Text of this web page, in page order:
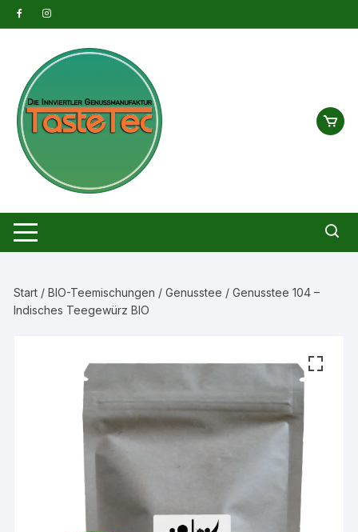
Zum
Inhalt
Start /BIO-Teemischungen /Genusstee / Genusstee 104 –
Indisches Teegewürz BIO